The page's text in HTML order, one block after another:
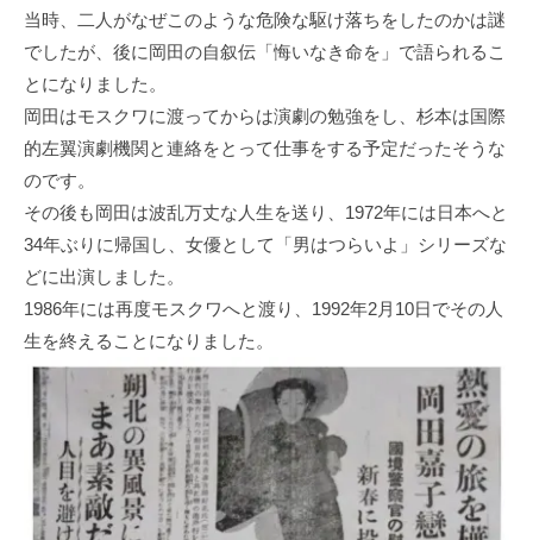
当時、二人がなぜこのような危険な駆け落ちをしたのかは謎
でしたが、後に岡田の自叙伝「悔いなき命を」で語られるこ
とになりました。
岡田はモスクワに渡ってからは演劇の勉強をし、杉本は国際
的左翼演劇機関と連絡をとって仕事をする予定だったそうな
のです。
その後も岡田は波乱万丈な人生を送り、1972年には日本へと
34年ぶりに帰国し、女優として「男はつらいよ」シリーズな
どに出演しました。
1986年には再度モスクワへと渡り、1992年2月10日でその人
生を終えることになりました。